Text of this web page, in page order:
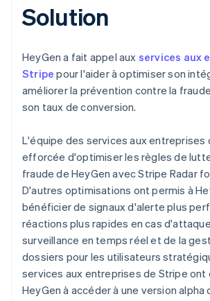
Solution
HeyGen a fait appel aux services aux
Stripe pour l'aider à optimiser son
améliorer la prévention contre la
son taux de conversion.
L'équipe des services aux entreprises
efforcée d'optimiser les règles de
fraude de HeyGen avec Stripe Radar
D'autres optimisations ont permis à
bénéficier de signaux d'alerte plus
réactions plus rapides en cas
surveillance en temps réel et de la
dossiers pour les utilisateurs
services aux entreprises de Stripe ont
HeyGen à accéder à une version alpha